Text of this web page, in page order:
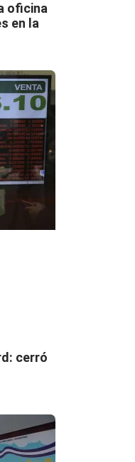
oficina
en la
cerró